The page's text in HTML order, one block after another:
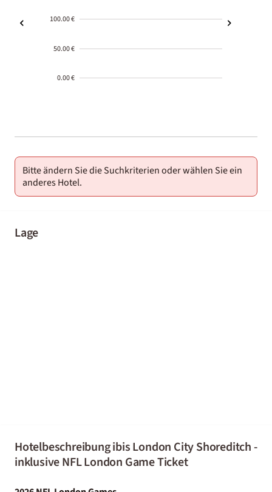
100.00 €
50.00 €
0.00 €
01-02
Bitte ändern Sie die Suchkriterien oder wählen Sie ein
anderes Hotel.
Lage
Hotelbeschreibung ibis London City Shoreditch -
inklusive NFL London Game Ticket